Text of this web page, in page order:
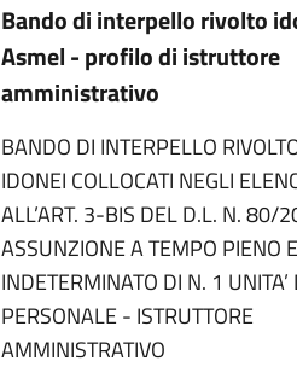
Bando di interpello rivolto
Asmel - profilo di istruttore
amministrativo
BANDO DI INTERPELLO
IDONEI COLLOCATI NEGLI
ALL’ART. 3-BIS DEL D.L. N. 80/
ASSUNZIONE A TEMPO PIENO E
INDETERMINATO DI N. 1 UNITA’
PERSONALE - ISTRUTTORE
AMMINISTRATIVO